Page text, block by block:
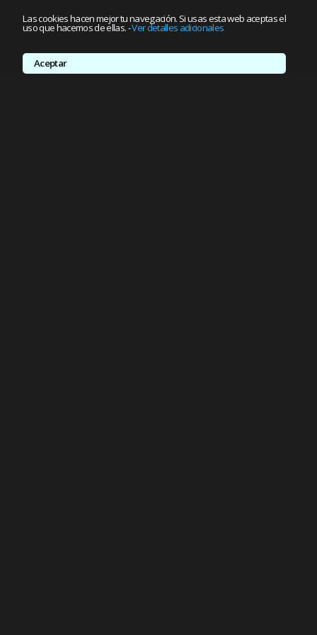
Las cookies hacen mejor tu navegación. Si usas esta web aceptas el
uso que hacemos de ellas.-Ver detalles adicionales
Aceptar